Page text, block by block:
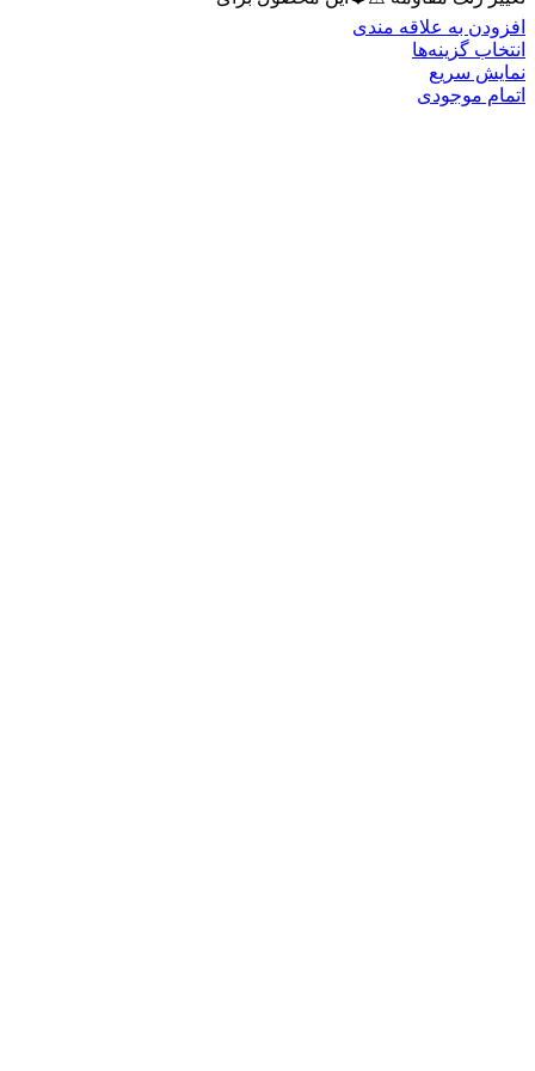
افزودن به علاقه مندی
انتخاب گزینه‌ها
نمایش سریع
اتمام موجودی